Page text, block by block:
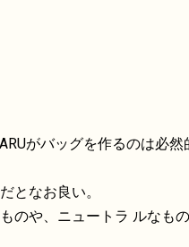
がバッグを作るのは必然
となお良い。
のや、ニュートラ ルなも